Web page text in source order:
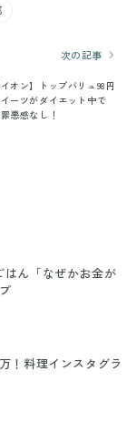
次の記事
イオン】トップバリュ98円
ーツがダイエット中で
悪感なし！
ん「なぜかお金が
！料理インスタグラ